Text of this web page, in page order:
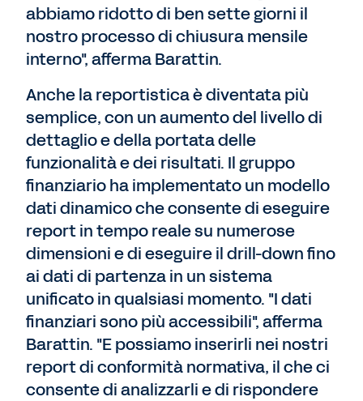
abbiamo ridotto di ben sette giorni il
nostro processo di chiusura mensile
interno", afferma Barattin.
Anche la reportistica è diventata più
semplice, con un aumento del livello di
dettaglio e della portata delle
funzionalità e dei risultati. Il gruppo
finanziario ha implementato un modello
dati dinamico che consente di eseguire
report in tempo reale su numerose
dimensioni e di eseguire il drill-down fino
ai dati di partenza in un sistema
unificato in qualsiasi momento. "I dati
finanziari sono più accessibili", afferma
Barattin. "E possiamo inserirli nei nostri
report di conformità normativa, il che ci
consente di analizzarli e di rispondere